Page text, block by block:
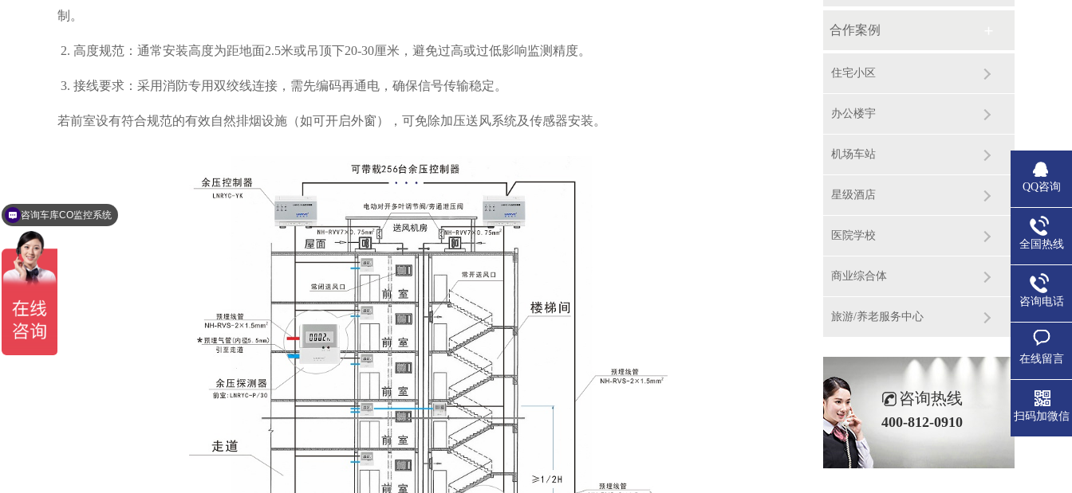
制。 ‌
2. 高度规范‌：通常安装高度为距地面2.5米或吊顶下20-30厘米，避免过高或过低影响监测精度。 ‌
‌ 3. 接线要求‌：采用消防专用双绞线连接，需先编码再通电，确保信号传输稳定。 ‌
若前室设有符合规范的有效自然排烟设施（如可开启外窗），可免除加压送风系统及传感器安装。 ‌
合作案例
住宅小区
办公楼宇
机场车站
星级酒店
医院学校
商业综合体
旅游/养老服务中心
咨询热线
400-812-0910
QQ咨询
全国热线
咨询电话
在线留言
扫码加微信
咨询车库CO监控系统
咨询空气质量监控系统